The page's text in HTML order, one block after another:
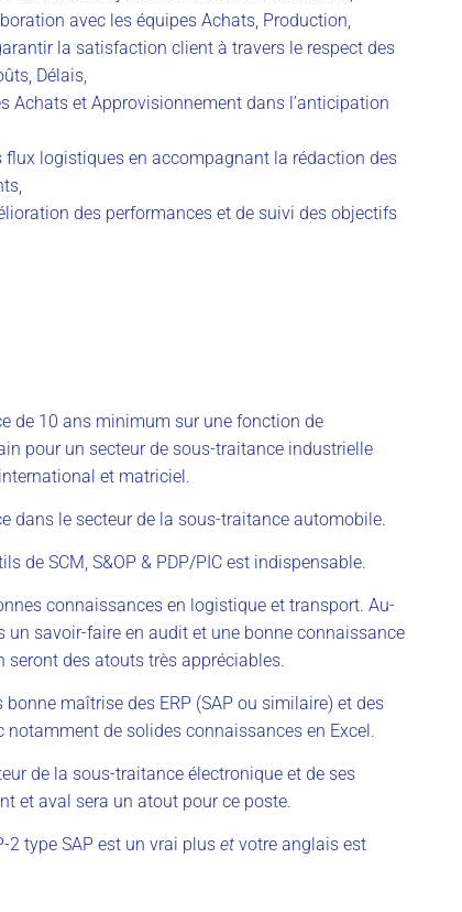
avec les équipes Achats, Production,
la satisfaction client à travers le respect des
Délais,
Achats et Approvisionnement dans l’anticipation
flux logistiques en accompagnant la rédaction des
des performances et de suivi des objectifs
de 10 ans minimum sur une fonction de
pour un secteur de sous-traitance industrielle
et matriciel.
dans le secteur de la sous-traitance automobile.
de SCM, S&OP & PDP/PIC est indispensable.
connaissances en logistique et transport. Au-
un savoir-faire en audit et une bonne connaissance
seront des atouts très appréciables.
bonne maîtrise des ERP (SAP ou similaire) et des
de solides connaissances en Excel.
de la sous-traitance électronique et de ses
et aval sera un atout pour ce poste.
2 type SAP est un vrai plus et votre anglais est